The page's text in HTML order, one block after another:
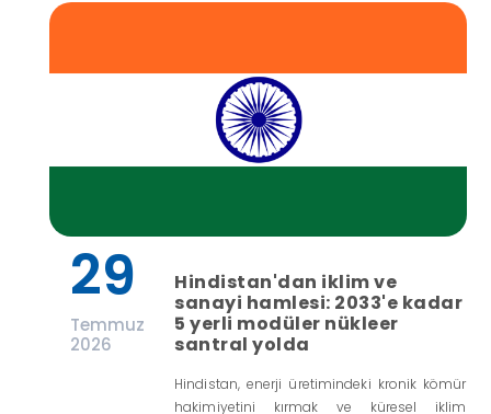
29
Temmuz
2026
Hindistan'dan iklim ve
sanayi hamlesi: 2033'e kadar
5 yerli modüler nükleer
santral yolda
Hindistan, enerji üretimindeki kronik kömür
hakimiyetini kırmak ve küresel iklim